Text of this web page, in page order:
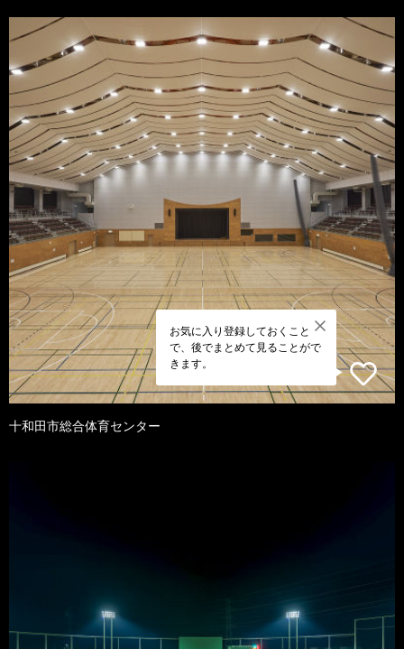
お気に入り登録しておくこと
で、後でまとめて見ることがで
きます。
十和田市総合体育センター